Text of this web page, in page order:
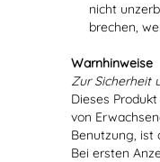
nicht
brechen,
Warnhinweise
Zur Sicherheit
Dieses
von
Benutzung, ist
Bei ersten